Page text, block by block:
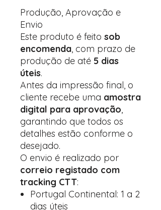
Produção, Aprovação e
Envio
Este produto é feito sob
encomenda, com prazo de
produção de até 5 dias
úteis.
Antes da impressão final, o
cliente recebe uma amostra
digital para aprovação,
garantindo que todos os
detalhes estão conforme o
desejado.
O envio é realizado por
correio registado com
tracking CTT:
Portugal Continental: 1 a 2
dias úteis